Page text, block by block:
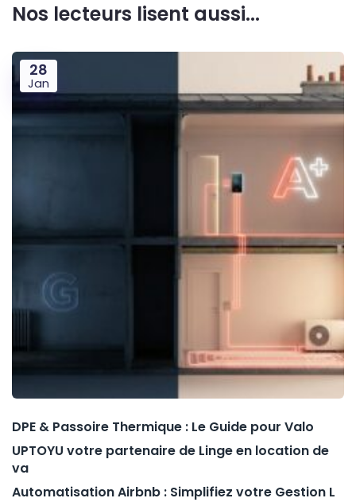
Nos lecteurs lisent aussi...
28
Jan
DPE & Passoire Thermique : Le Guide pour Valo
UPTOYU votre partenaire de Linge en location de
va
Automatisation Airbnb : Simplifiez votre Gestion L